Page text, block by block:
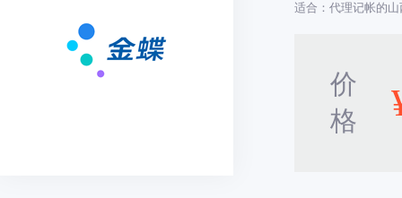
适合：代理记帐的
价
格